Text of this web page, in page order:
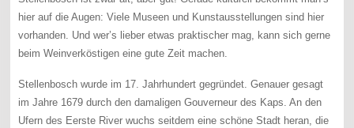
hier auf die Augen: Viele Museen und Kunstausstellungen sind hier
vorhanden. Und wer’s lieber etwas praktischer mag, kann sich gerne
beim Weinverköstigen eine gute Zeit machen.
Stellenbosch wurde im 17. Jahrhundert gegründet. Genauer gesagt
im Jahre 1679 durch den damaligen Gouverneur des Kaps. An den
Ufern des Eerste River wuchs seitdem eine schöne Stadt heran, die